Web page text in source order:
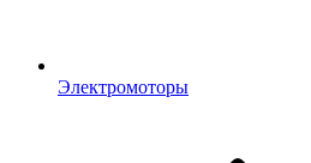
Электромоторы